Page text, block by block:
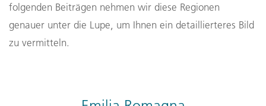
folgenden Beiträgen nehmen wir diese Regionen
genauer unter die Lupe, um Ihnen ein detaillierteres Bild
zu vermitteln.